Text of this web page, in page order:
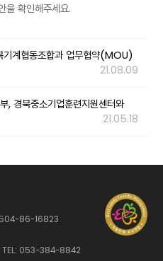
을 확인해주세요.
기계협동조합과 업무협약(MOU)
21.08.09
, 경북중소기업훈련지원센터와
21.05.18
: 504-86-16823
TEL: 053-384-8842